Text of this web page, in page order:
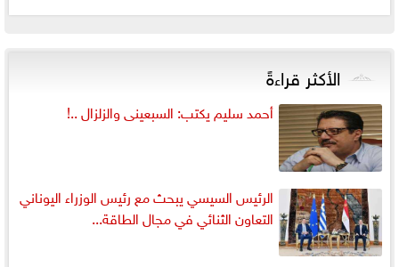
الأكثر قراءةً
أحمد سليم يكتب: السبعينى والزلزال ..!
الرئيس السيسي يبحث مع رئيس الوزراء اليوناني
التعاون الثنائي في مجال الطاقة...